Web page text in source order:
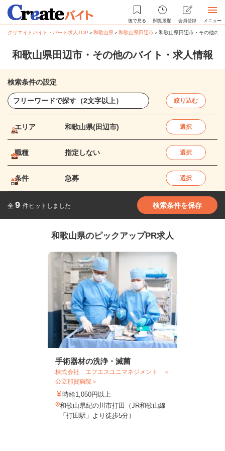
後で見る 閲覧履歴 会員登録 メニュー
クリエイトバイト・パート求人TOP ＞和歌山県＞和歌山県田辺市＞和歌山県田辺市・その他の
和歌山県田辺市・その他のバイト・求人情報
検索条件の設定
絞り込む
エリア 和歌山県(田辺市) 選択
職種 指定しない 選択
条件 急募 選択
全 9 件ヒットしました 検索条件を保存
和歌山県のピックアップPR求人
手術器材の洗浄・滅菌
株式会社 エフエスユニマネジメント ＜
公立那賀病院＞
時給1,050円以上
和歌山県紀の川市打田（JR和歌山線
「打田駅」より徒歩5分）